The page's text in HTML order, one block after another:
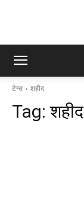
टैग्स शहीद
Tag:शहीद